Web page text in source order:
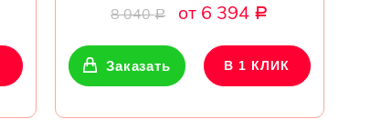
8 040Р от 6 394 Р
Заказать В 1 КЛИК